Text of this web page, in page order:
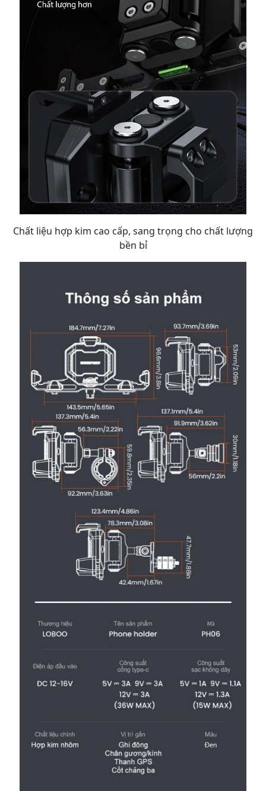
Chất liệu hợp kim cao cấp, sang trọng cho chất lượng
bền bỉ